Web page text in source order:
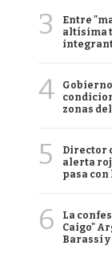
3
Entre
altísima
4
zonas
5
Director
alerta
pasa con
6
La
Caigo"
Barassi